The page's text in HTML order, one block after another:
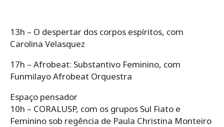
13h – O despertar dos corpos espíritos, com
Carolina Velasquez
17h – Afrobeat: Substantivo Feminino, com
Funmilayo Afrobeat Orquestra
Espaço pensador
10h – CORALUSP, com os grupos Sul Fiato e
Feminino sob regência de Paula Christina Monteiro